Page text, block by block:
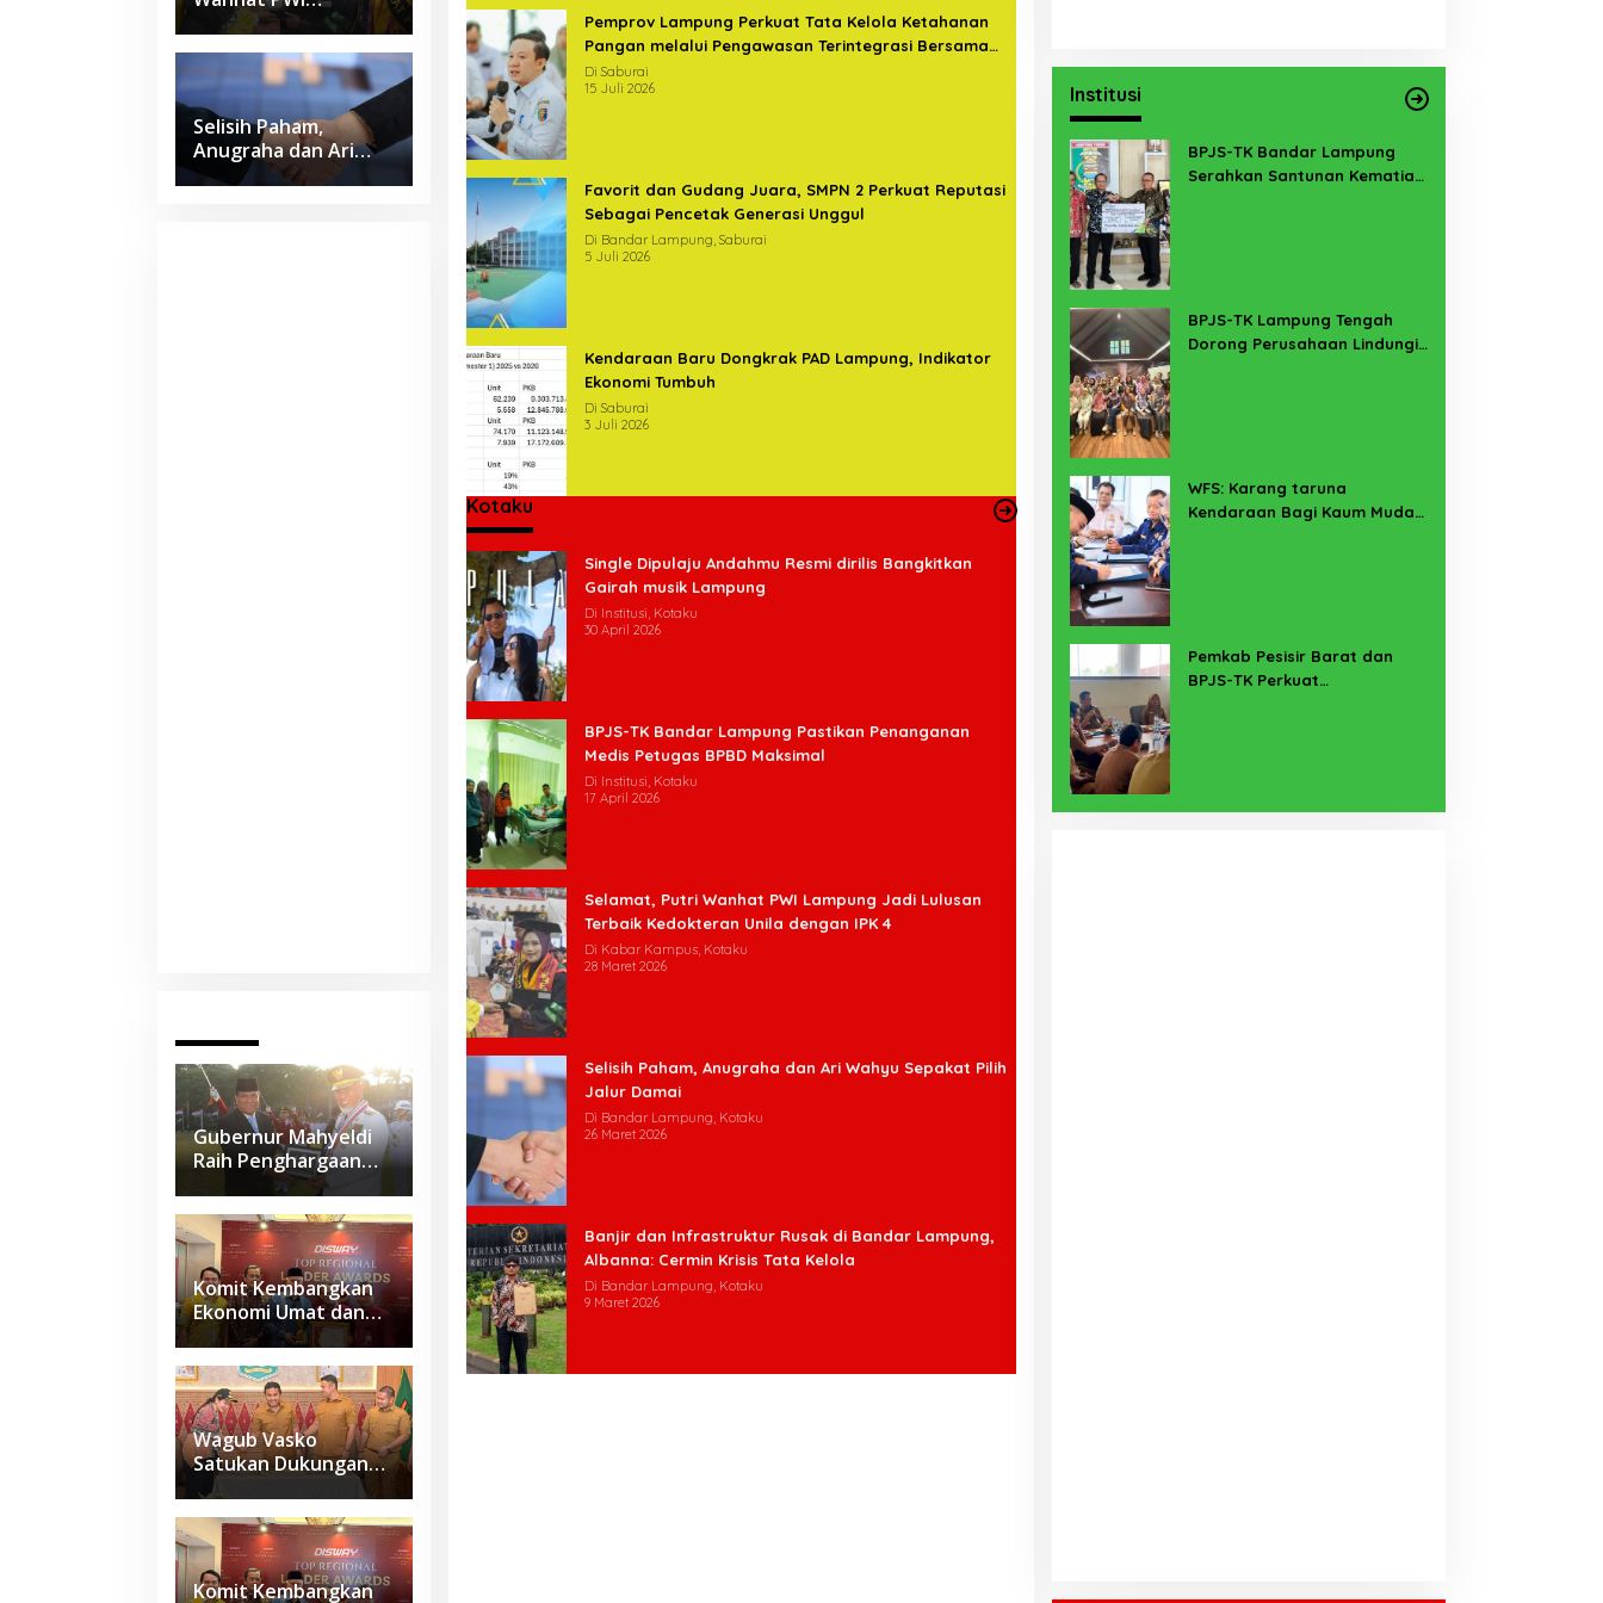
Lampung Jadi Lulusan
Terbaik Kedokteran
Unila dengan IPK 4
Selisih Paham,
Anugraha dan Ari
Wahyu Sepakat Pilih
Gubernur Mahyeldi
Raih Penghargaan
Kartika Pamong Praja
Madya dari IPDN
Komit Kembangkan
Ekonomi Umat dan
Budaya Halal di
Sumbar, Gubernur
Mahyeldi Raih
Penghargaan
Nasional
Wagub Vasko
Satukan Dukungan
Daerah, Sumbar
Siapkan Usulan
Kawasan
Sawahlunto–
Sijunjung–
Komit Kembangkan
Pemprov Lampung Perkuat Tata Kelola Ketahanan
Pangan melalui Pengawasan Terintegrasi Bersama
BPKP
Di Saburai
15 Juli 2026
Favorit dan Gudang Juara, SMPN 2 Perkuat Reputasi
Sebagai Pencetak Generasi Unggul
Di Bandar Lampung, Saburai
5 Juli 2026
Kendaraan Baru Dongkrak PAD Lampung, Indikator
Ekonomi Tumbuh
Di Saburai
3 Juli 2026
Kotaku
Single Dipulaju Andahmu Resmi dirilis Bangkitkan
Gairah musik Lampung
Di Institusi, Kotaku
30 April 2026
BPJS-TK Bandar Lampung Pastikan Penanganan
Medis Petugas BPBD Maksimal
Di Institusi, Kotaku
17 April 2026
Selamat, Putri Wanhat PWI Lampung Jadi Lulusan
Terbaik Kedokteran Unila dengan IPK 4
Di Kabar Kampus, Kotaku
28 Maret 2026
Selisih Paham, Anugraha dan Ari Wahyu Sepakat Pilih
Jalur Damai
Di Bandar Lampung, Kotaku
26 Maret 2026
Banjir dan Infrastruktur Rusak di Bandar Lampung,
Albanna: Cermin Krisis Tata Kelola
Di Bandar Lampung, Kotaku
9 Maret 2026
Institusi
BPJS-TK Bandar Lampung
Serahkan Santunan Kematian
BPJS-TK Lampung Tengah
Dorong Perusahaan Lindungi
WFS: Karang taruna
Kendaraan Bagi Kaum Muda
Pemkab Pesisir Barat dan
BPJS-TK Perkuat